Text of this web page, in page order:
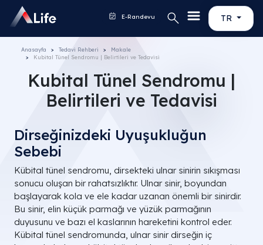
TR
E-Randevu
Anasayfa Tedavi Rehberi
Makale
Kubital Tünel Sendromu | Belirtileri ve Tedavisi
Kubital Tünel Sendromu |
Belirtileri ve Tedavisi
Dirseğinizdeki Uyuşukluğun
Sebebi
Kübital tünel sendromu, dirsekteki ulnar sinirin sıkışması
sonucu oluşan bir rahatsızlıktır. Ulnar sinir, boyundan
başlayarak kola ve ele kadar uzanan önemli bir sinirdir.
Bu sinir, elin küçük parmağı ve yüzük parmağının
duyusunu ve bazı el kaslarının hareketini kontrol eder.
Kübital tünel sendromunda, ulnar sinir dirseğin iç